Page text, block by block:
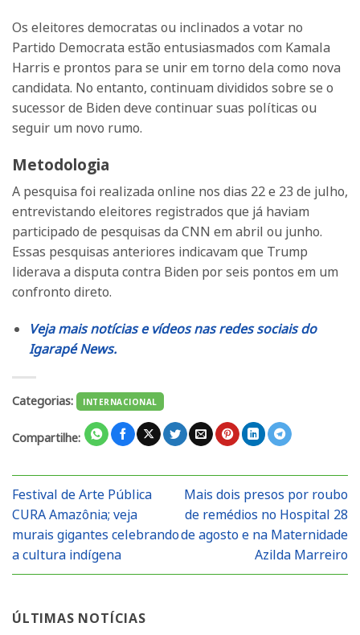
Os eleitores democratas ou inclinados a votar no
Partido Democrata estão entusiasmados com Kamala
Harris e prontos para se unir em torno dela como nova
candidata. No entanto, continuam divididos sobre se o
sucessor de Biden deve continuar suas políticas ou
seguir um novo rumo.
Metodologia
A pesquisa foi realizada online nos dias 22 e 23 de julho,
entrevistando eleitores registrados que já haviam
participado de pesquisas da CNN em abril ou junho.
Essas pesquisas anteriores indicavam que Trump
liderava a disputa contra Biden por seis pontos em um
confronto direto.
Veja mais notícias e vídeos nas redes sociais do
Igarapé News.
Categorias: INTERNACIONAL
Compartilhe:
Festival de Arte Pública
CURA Amazônia; veja
murais gigantes celebrando
a cultura indígena
Mais dois presos por roubo
de remédios no Hospital 28
de agosto e na Maternidade
Azilda Marreiro
ÚLTIMAS NOTÍCIAS